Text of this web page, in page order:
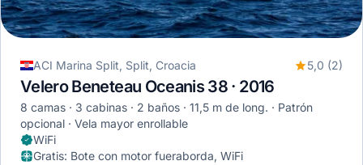
ACI Marina Split, Split, Croacia 5,0 (2)
Velero Beneteau Oceanis 38 · 2016
8 camas 3 cabinas 2 baños 11,5 m de long.
Patrón
opcional
Vela mayor enrollable
WiFi
Gratis: Bote con motor fueraborda, WiFi